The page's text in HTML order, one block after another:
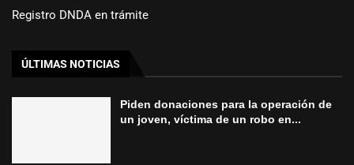
Registro DNDA en trámite
ÚLTIMAS NOTICIAS
Piden donaciones para la operación de
un joven, víctima de un robo en...